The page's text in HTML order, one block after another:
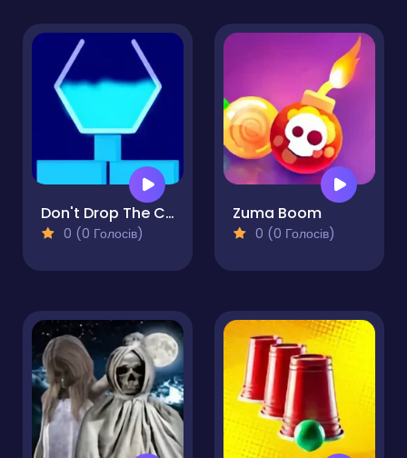
Don't Drop The Cup
0 (0 Голосів)
Zuma Boom
0 (0 Голосів)